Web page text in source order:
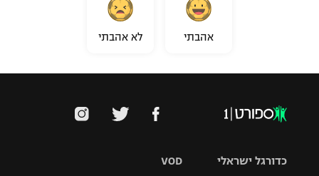
אהבתי לא אהבתי
VOD כדורגל ישראלי